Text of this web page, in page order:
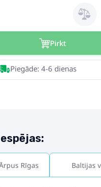
Pirkt
Piegāde: 4-6 dienas
Rīgas Baltijas